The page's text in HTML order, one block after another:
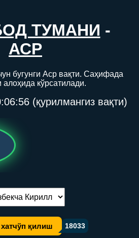
ТУМАНИ -
АСР
бугунги Аср вақти. Саҳифада
алоҳида кўрсатилади.
(қурилмангиз вақти)
алмаштириш:
қилиш 18033